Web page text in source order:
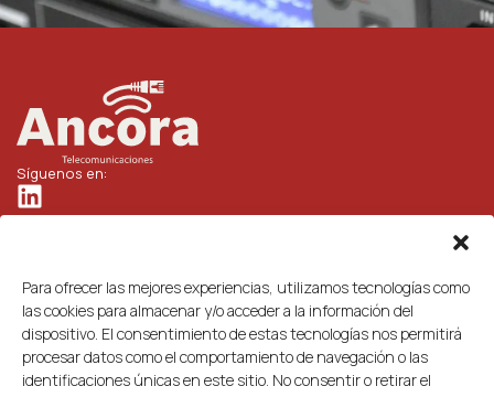
Para ofrecer las mejores experiencias, utilizamos tecnologías como
las cookies para almacenar y/o acceder a la información del
dispositivo. El consentimiento de estas tecnologías nos permitirá
procesar datos como el comportamiento de navegación o las
identificaciones únicas en este sitio. No consentir o retirar el
Síguenos en:
Marcas
Intracom
Telecom
TP-Link
Servicios
Asesoramiento
técnico
Preconfiguración
Acerca de
Nosotros
Identidad
corporativa
Contacto
Haz tus
consultas
Pide tu